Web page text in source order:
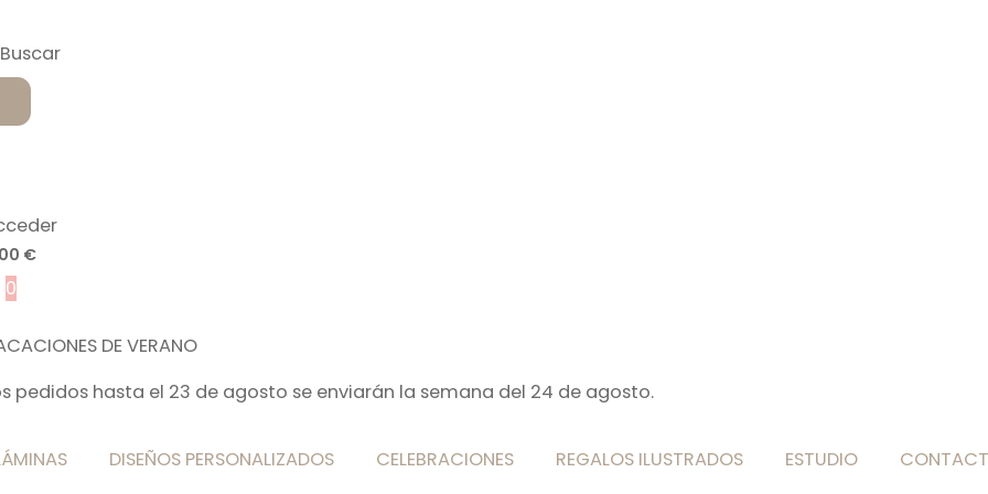
€
0
DE VERANO
pedidos hasta el 23 de agosto se enviarán la semana del 24 de agosto.
DISEÑOS PERSONALIZADOS CELEBRACIONES REGALOS ILUSTRADOS ESTUDIO